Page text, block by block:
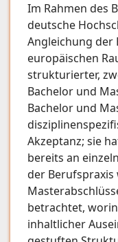
Im Rahmen des
deutsche
Angleichung der
europäischen
strukturierter,
Bachelor und
Bachelor und
Akzeptanz; sie
bereits an
der Berufspraxis
betrachtet,
inhaltlicher